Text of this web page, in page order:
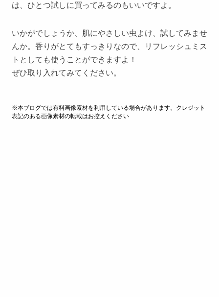
は、ひとつ試しに買ってみるのもいいですよ。
いかがでしょうか、肌にやさしい虫よけ、試してみませ
んか。香りがとてもすっきりなので、リフレッシュミス
トとしても使うことができますよ！
ぜひ取り入れてみてください。
※本ブログでは有料画像素材を利用している場合があります。クレジット
表記のある画像素材の転載はお控えください